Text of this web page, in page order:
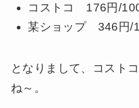
コストコ 176円/
某ショップ 346円/
となりまして、コスト
ね～。